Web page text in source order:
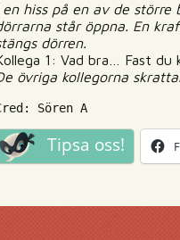
en hiss på en av de
står öppna. En
dörren.
1: Vad bra… Fast du
övriga kollegorna
Sören A
Tipsa oss!